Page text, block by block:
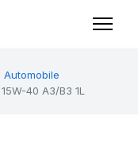
Automobile
40 A3/B3 1L